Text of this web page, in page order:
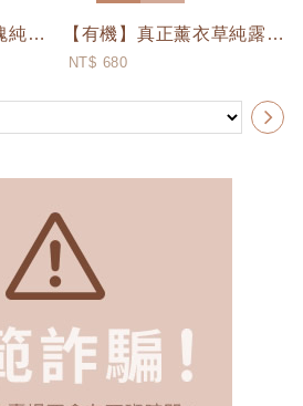
【有機】大馬士革玫瑰純露 100ml 【有機】真正薰衣草純露 100ml
NT$ 680
More